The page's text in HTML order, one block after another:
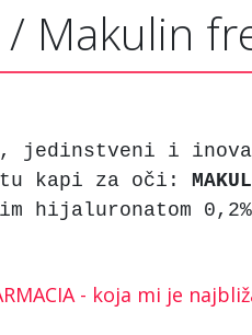
Makulin
jedinstveni i
kapi za oči:
hijaluronatom
- koja mi je